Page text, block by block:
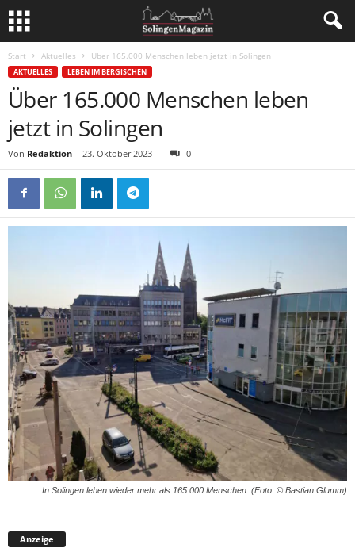
Start Aktuelles Über 165.000 Menschen leben jetzt in Solingen
AKTUELLES LEBEN IM BERGISCHEN
Über 165.000 Menschen leben
jetzt in Solingen
Von Redaktion - 23. Oktober 2023 0
In Solingen leben wieder mehr als 165.000 Menschen. (Foto: © Bastian Glumm)
Anzeige